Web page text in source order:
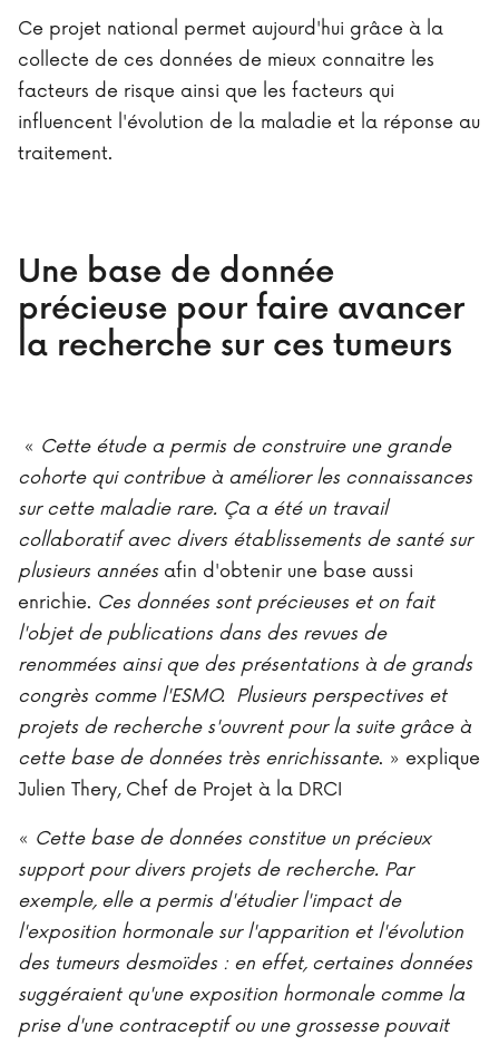
Ce projet national permet aujourd'hui grâce à la
collecte de ces données de mieux connaitre les
facteurs de risque ainsi que les facteurs qui
influencent l'évolution de la maladie et la réponse au
traitement.
Une base de donnée
précieuse pour faire avancer
la recherche sur ces tumeurs
« Cette étude a permis de construire une grande
cohorte qui contribue à améliorer les connaissances
sur cette maladie rare. Ça a été un travail
collaboratif avec divers établissements de santé sur
plusieurs années afin d'obtenir une base aussi
enrichie. Ces données sont précieuses et on fait
l'objet de publications dans des revues de
renommées ainsi que des présentations à de grands
congrès comme l'ESMO. Plusieurs perspectives et
projets de recherche s'ouvrent pour la suite grâce à
cette base de données très enrichissante. » explique
Julien Thery, Chef de Projet à la DRCI
« Cette base de données constitue un précieux
support pour divers projets de recherche. Par
exemple, elle a permis d'étudier l'impact de
l'exposition hormonale sur l'apparition et l'évolution
des tumeurs desmoïdes : en effet, certaines données
suggéraient qu'une exposition hormonale comme la
prise d'une contraceptif ou une grossesse pouvait